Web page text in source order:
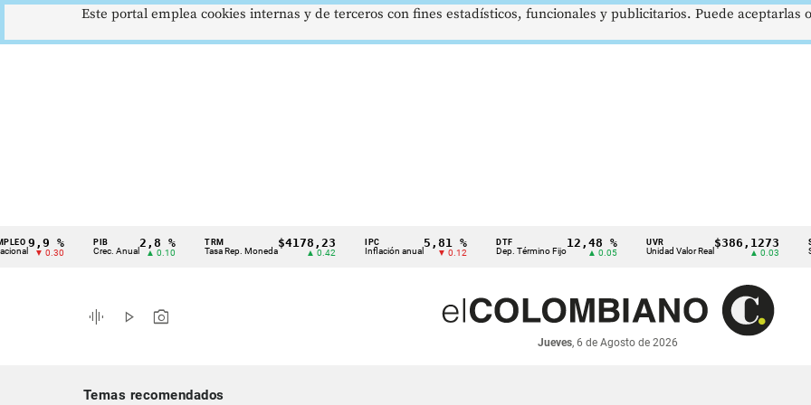
Cintillo
indicadores
económicos
%
0.30
PIB
Crec. Anual
2,8 %
▲ 0.10
TRM
Tasa Rep. Moneda
$4178,23
▲ 0.42
IPC
Inflación anual
5,81 %
▼ 0.12
DTF
Dep. Término Fijo
12,48 %
▲ 0.05
UVR
Unidad Valor Real
$386,1273
▲ 0.03
SMMLV
Salario
graphic_eq play_arrow photo_camera
Jueves, 6 de Agosto de 2026
Temas recomendados
Este portal emplea cookies internas y de terceros con fines estadísticos, funcionales y publicitarios. Puede aceptarlas